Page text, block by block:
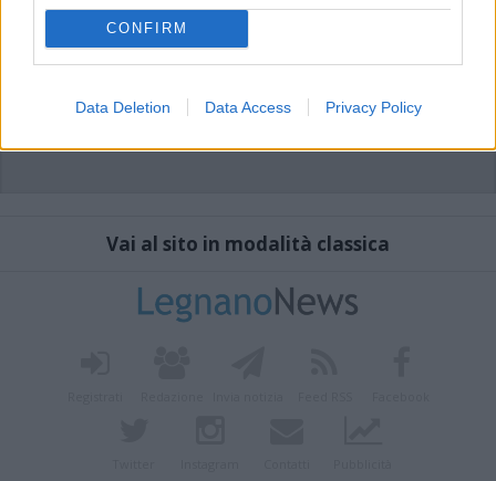
CONFIRM
Data Deletion Data Access Privacy Policy
Vai al sito in modalità classica